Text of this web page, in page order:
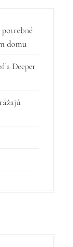
domu
a Deeper